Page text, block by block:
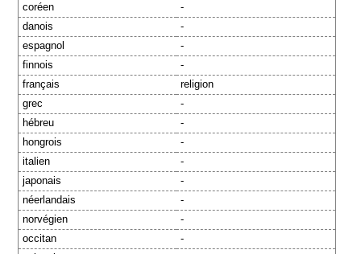
coréen
-
danois
-
espagnol
-
finnois
-
français
religion
grec
-
hébreu
-
hongrois
-
italien
-
japonais
-
néerlandais
-
norvégien
-
occitan
-